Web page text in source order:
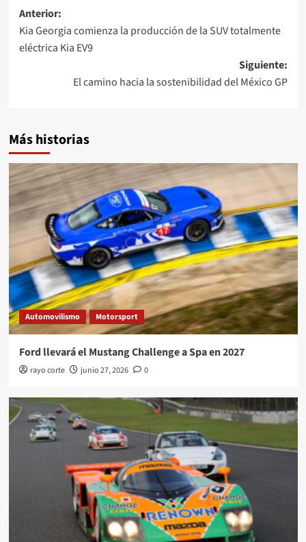
Navegación
de
entradas
Anterior:
Kia Georgia comienza la producción de la SUV totalmente
eléctrica Kia EV9
Siguiente:
El camino hacia la sostenibilidad del México GP
Más historias
Automovilismo Motorsport
Ford llevará el Mustang Challenge a Spa en 2027
rayo corte junio 27, 2026 0